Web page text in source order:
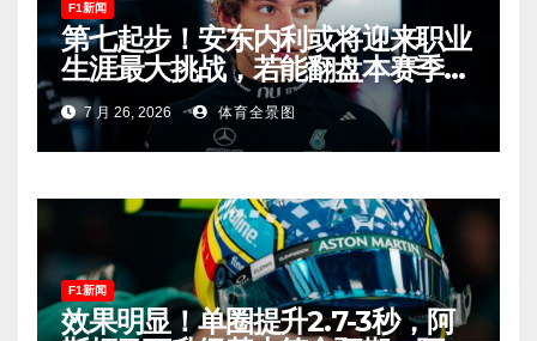
F1新闻
第七起步！安东内利或将迎来职业
生涯最大挑战，若能翻盘本赛季争
冠有望！
7 月 26, 2026 体育全景图
F1新闻
效果明显！单圈提升2.7-3秒，阿